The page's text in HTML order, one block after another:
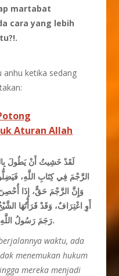
martabat
cara yang lebih
anhu ketika sedang
Aturan Allah
لَقَدْ خَشِيتُ أَنْ يَطُولَ
الرَّجْمَ فِي كِتَابِ اللَّهِ،
وَإِنَّ الرَّجْمَ حَقٌّ، إِذَا
أَوِ اعْتِرَافٌ، وَقَدْ قَرَأْتُهَا
رَجَمَ رَسُولُ.
waktu, ada
menemukan hukum
mereka menjadi